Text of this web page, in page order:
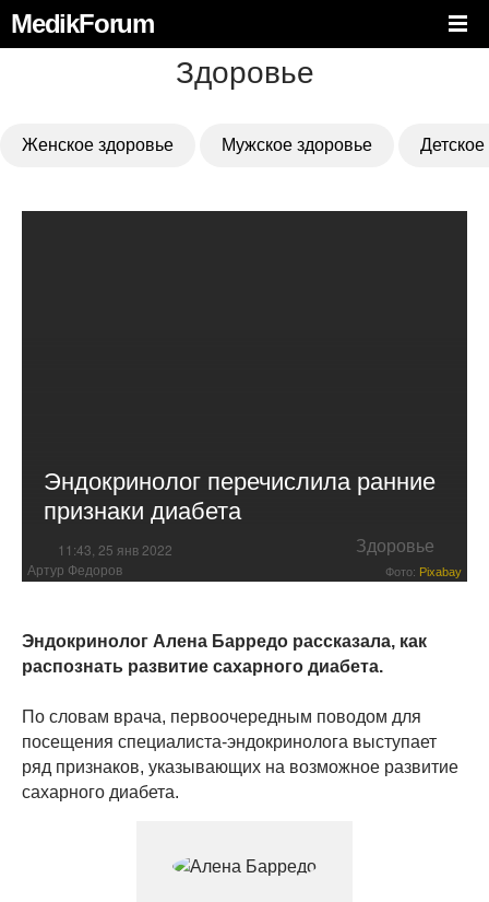
MedikForum
Здоровье
Женское здоровье Мужское здоровье
Эндокринолог перечислила ранние
признаки диабета
11:43, 25 янв 2022 Здоровье
Артур Федоров Фото: Pixabay
Эндокринолог Алена Барредо рассказала, как
распознать развитие сахарного диабета.
По словам врача, первоочередным поводом для
посещения специалиста-эндокринолога выступает
ряд признаков, указывающих на возможное развитие
сахарного диабета.